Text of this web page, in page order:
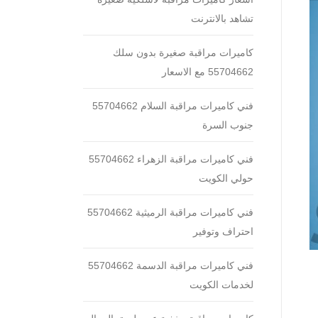
تشاهد بالانترنت
كاميرات مراقبة صغيرة بدون سلك
55704662 مع الاسعار
فني كاميرات مراقبة السلام 55704662
جنوب السرة
فني كاميرات مراقبة الزهراء 55704662
حولي الكويت
فني كاميرات مراقبة الرميثية 55704662
احتراف وتوفير
فني كاميرات مراقبة الدسمة 55704662
لخدمات الكويت